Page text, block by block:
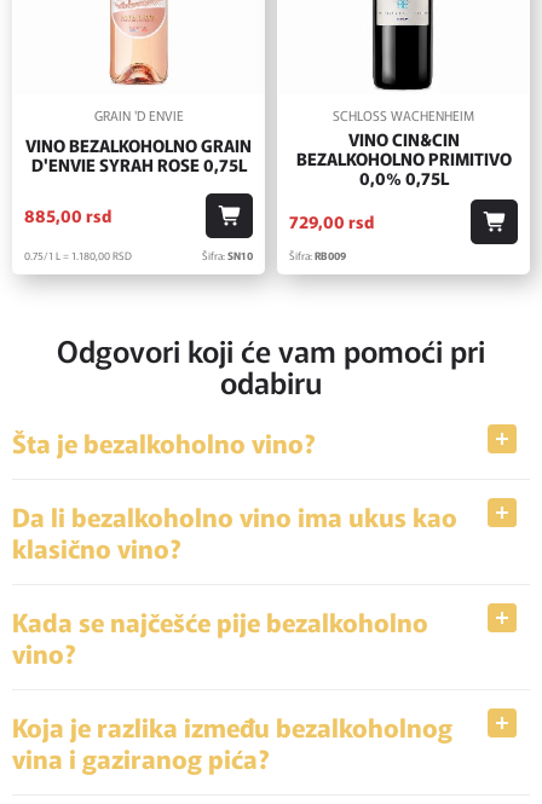
GRAIN 'D ENVIE
VINO BEZALKOHOLNO GRAIN
D'ENVIE SYRAH ROSE 0,75L
885,00 rsd
0.75/1 L = 1.180,00RSD Šifra:SN10
SCHLOSS WACHENHEIM
VINO CIN&CIN
BEZALKOHOLNO PRIMITIVO
0,0% 0,75L
729,00 rsd
Šifra:RB009
Odgovori koji će vam pomoći pri
odabiru
Šta je bezalkoholno vino?
Da li bezalkoholno vino ima ukus kao
klasično vino?
Kada se najčešće pije bezalkoholno
vino?
Koja je razlika između bezalkoholnog
vina i gaziranog pića?